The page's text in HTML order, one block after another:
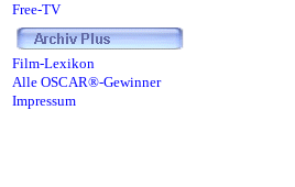
Free-TV
Film-Lexikon
Alle OSCAR®-Gewinner
Impressum